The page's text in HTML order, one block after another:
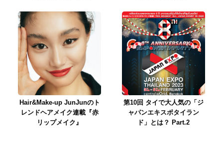
Hair&Make-up JunJunのト
レンドヘアメイク連載『赤
リップメイク』
第10回 タイで大人気の「ジ
ャパンエキスポタイラン
ド」とは？ Part.2